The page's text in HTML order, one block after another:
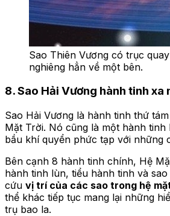
Sao Thiên Vương có trục
nghiêng hẳn về một bên.
8. Sao Hải Vương hành tinh xa
Sao Hải Vương là hành tinh thứ
Mặt Trời. Nó cũng là một hành
bầu khí quyển phức tạp với những
Bên cạnh 8 hành tinh chính, Hệ
hành tinh lùn, tiểu hành tinh và
cứu vị trí của các sao trong hệ
thể khác tiếp tục mang lại những
trụ bao la.